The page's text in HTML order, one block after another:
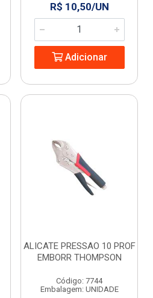
R$ 10,50/UN
Adicionar
ALICATE PRESSAO 10 PROF
EMBORR THOMPSON
Código: 7744
Embalagem: UNIDADE